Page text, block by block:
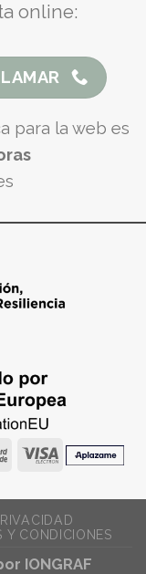
online:
para la web es
Y CONDICIONES
IONGRAF